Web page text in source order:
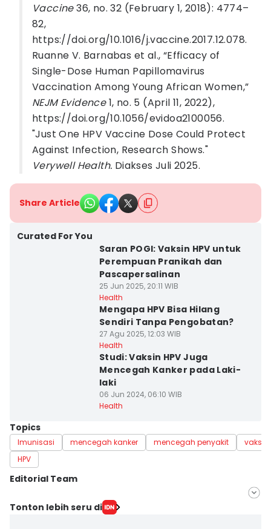
Vaccine36, no. 32 (February 1, 2018): 4774–
82,
https://doi.org/10.1016/j.vaccine.2017.12.078.
Ruanne V. Barnabas et al., “Efficacy of
Single-Dose Human Papillomavirus
Vaccination Among Young African Women,”
NEJM Evidence1, no. 5 (April 11, 2022),
https://doi.org/10.1056/evidoa2100056.
"Just One HPV Vaccine Dose Could Protect
Against Infection, Research Shows."
Verywell Health. Diakses Juli 2025.
Share Article
Curated For You
Saran POGI: Vaksin HPV untuk
Perempuan Pranikah dan
Pascapersalinan
25 Jun 2025, 20:11 WIB
Health
Mengapa HPV Bisa Hilang
Sendiri Tanpa Pengobatan?
27 Agu 2025, 12:03 WIB
Health
Studi: Vaksin HPV Juga
Mencegah Kanker pada Laki-
laki
06 Jun 2024, 06:10 WIB
Health
Topics
Imunisasi mencegah kanker mencegah penyakit
vaksin
HPV
Editorial Team
Editor
Tonton lebih seru di